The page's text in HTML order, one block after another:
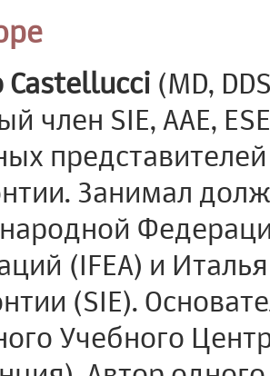
Castellucci (MD,
член SIE, AAE,
Занимал
(IFEA) и
(SIE).
Учебного